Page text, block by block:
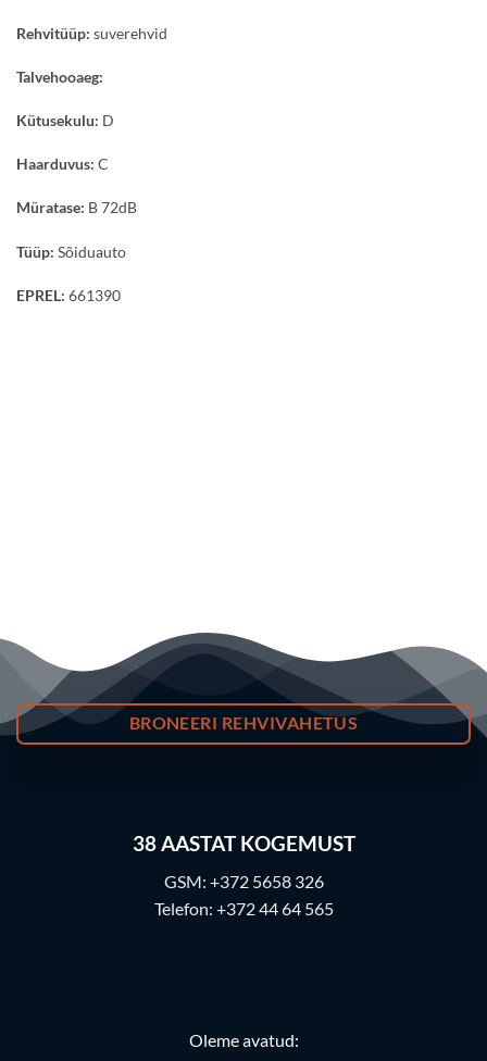
Rehvitüüp: suverehvid
Talvehooaeg:
Kütusekulu: D
Haarduvus: C
Müratase: B 72dB
Tüüp: Sõiduauto
EPREL: 661390
BRONEERI REHVIVAHETUS
38AASTAT KOGEMUST
GSM: +372 5658 326
Telefon: +372 44 64 565
Oleme avatud: